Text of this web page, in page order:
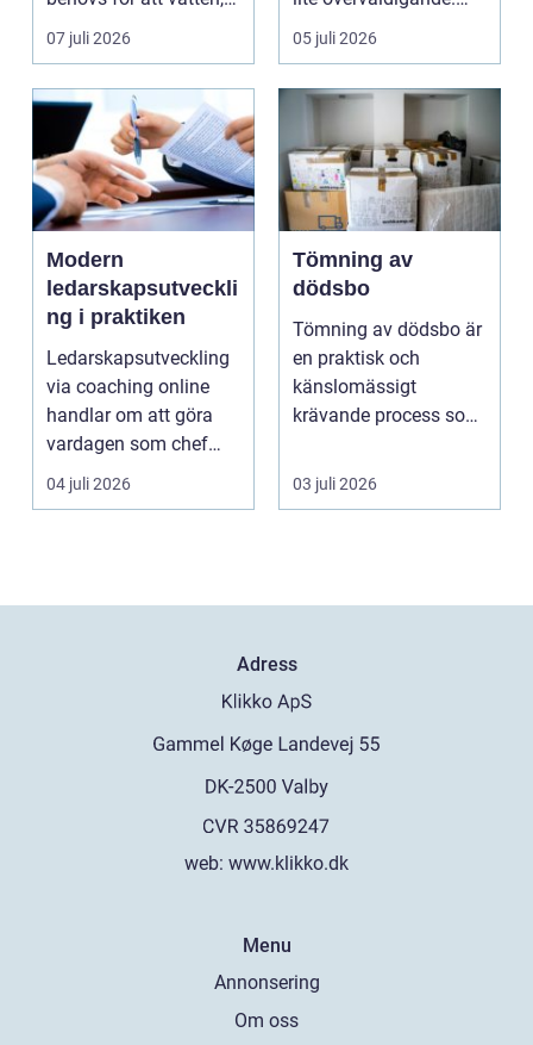
värme och avlopp ...
07 juli 2026
Utbudet är stor...
05 juli 2026
Modern
ledarskapsutveckli
ng i praktiken
Ledarskapsutveckling
via coaching online
handlar om att göra
vardagen som chef
både mer h...
04 juli 2026
Tömning av
dödsbo
Tömning av dödsbo är
en praktisk och
känslomässigt
krävande process som
gång ell...
03 juli 2026
Adress
web: www.klikko.dk
Menu
Annonsering
Om oss